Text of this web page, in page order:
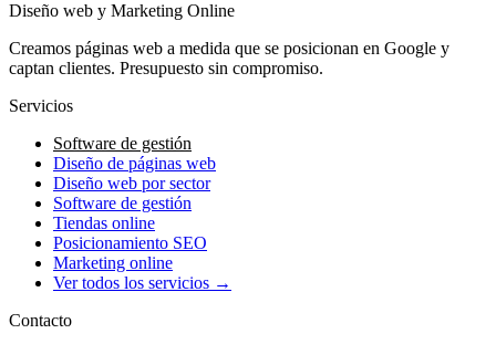
Diseño web y Marketing Online
Creamos páginas web a medida que se posicionan en Google y
captan clientes. Presupuesto sin compromiso.
Servicios
Software de gestión
Diseño de páginas web
Diseño web por sector
Software de gestión
Tiendas online
Posicionamiento SEO
Marketing online
Ver todos los servicios →
Contacto